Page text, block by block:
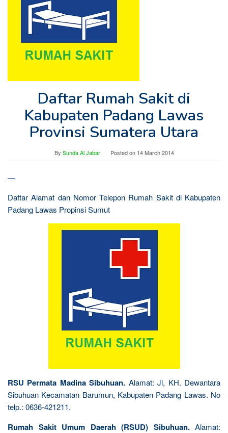
Daftar Rumah Sakit di
Kabupaten Padang Lawas
Provinsi Sumatera Utara
By Sunda Al Jabar Posted on 14 March 2014
—
Daftar Alamat dan Nomor Telepon Rumah Sakit di Kabupaten
Padang Lawas Propinsi Sumut
RSU Permata Madina Sibuhuan. Alamat: Jl, KH. Dewantara
Sibuhuan Kecamatan Barumun, Kabupaten Padang Lawas. No
telp.: 0636-421211.
Rumah Sakit Umum Daerah (RSUD) Sibuhuan.Alamat: